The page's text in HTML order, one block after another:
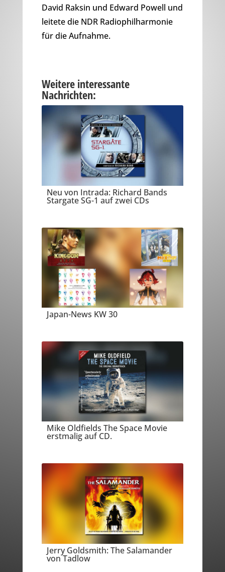
David Raksin und Edward Powell und
leitete die NDR Radiophilharmonie
für die Aufnahme.
Weitere interessante
Nachrichten:
Neu von Intrada: Richard Bands
Stargate SG-1 auf zwei CDs
Japan-News KW 30
Mike Oldfields The Space Movie
erstmalig auf CD.
Jerry Goldsmith: The Salamander
von Tadlow